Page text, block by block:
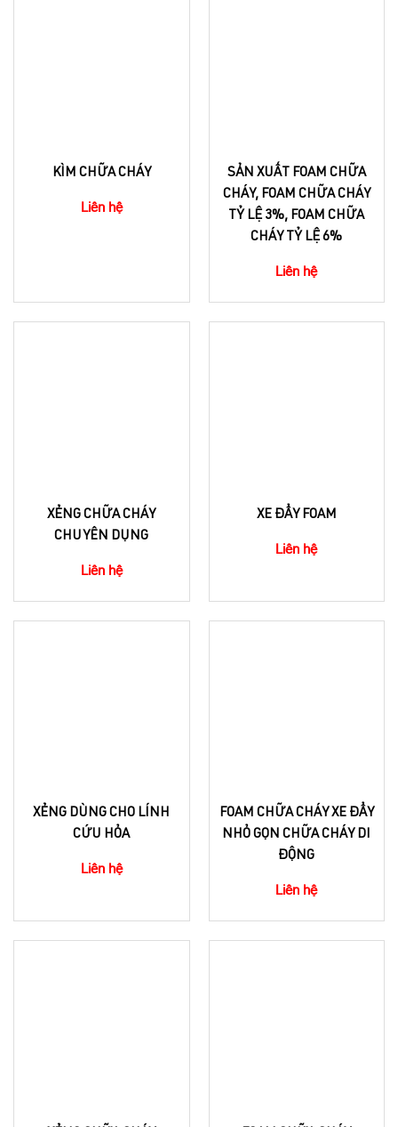
KÌM CHỮA CHÁY
Liên hệ
SẢN XUẤT FOAM CHỮA
CHÁY, FOAM CHỮA CHÁY
TỶ LỆ 3%, FOAM CHỮA
CHÁY TỶ LỆ 6%
Liên hệ
XẺNG CHỮA CHÁY
CHUYÊN DỤNG
Liên hệ
XE ĐẨY FOAM
Liên hệ
XẺNG DÙNG CHO LÍNH
CỨU HỎA
Liên hệ
FOAM CHỮA CHÁY XE ĐẨY
NHỎ GỌN CHỮA CHÁY DI
ĐỘNG
Liên hệ